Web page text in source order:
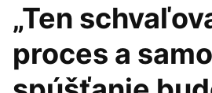
„Ten
proces a